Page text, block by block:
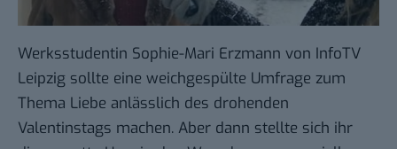
Werksstudentin Sophie-Mari Erzmann von InfoTV
Leipzig sollte eine weichgespülte Umfrage zum
Thema Liebe anlässlich des drohenden
Valentinstags machen. Aber dann stellte sich ihr